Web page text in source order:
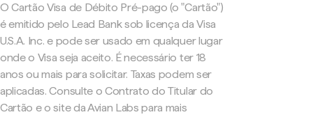
O Cartão Visa de Débito Pré-pago (o "Cartão")
é emitido pelo Lead Bank sob licença da Visa
U.S.A. Inc. e pode ser usado em qualquer lugar
onde o Visa seja aceito. É necessário ter 18
anos ou mais para solicitar. Taxas podem ser
aplicadas. Consulte o Contrato do Titular do
Cartão e o site da Avian Labs para mais